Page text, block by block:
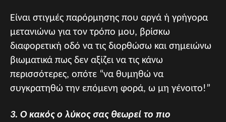
Είναι στιγμές παρόρμησης που αργά ή γρήγορα
μετανιώνω για τον τρόπο μου, βρίσκω
διαφορετική οδό να τις διορθώσω και σημειώνω
βιωματικά πως δεν αξίζει να τις κάνω
περισσότερες, οπότε “να θυμηθώ να
συγκρατηθώ την επόμενη φορά, ω μη γένοιτο!”
3. Ο κακός ο λύκος σας θεωρεί το πιο